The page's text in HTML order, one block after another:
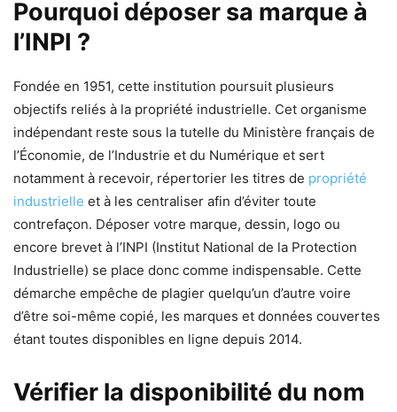
Pourquoi déposer sa marque à
l’INPI ?
Fondée en 1951, cette institution poursuit plusieurs
objectifs reliés à la propriété industrielle. Cet organisme
indépendant reste sous la tutelle du Ministère français de
l’Économie, de l’Industrie et du Numérique et sert
notamment à recevoir, répertorier les titres de propriété
industrielle et à les centraliser afin d’éviter toute
contrefaçon. Déposer votre marque, dessin, logo ou
encore brevet à l’INPI (Institut National de la Protection
Industrielle) se place donc comme indispensable. Cette
démarche empêche de plagier quelqu’un d’autre voire
d’être soi-même copié, les marques et données couvertes
étant toutes disponibles en ligne depuis 2014.
Vérifier la disponibilité du nom